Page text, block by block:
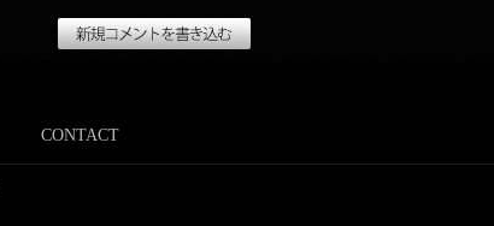
CONTACT